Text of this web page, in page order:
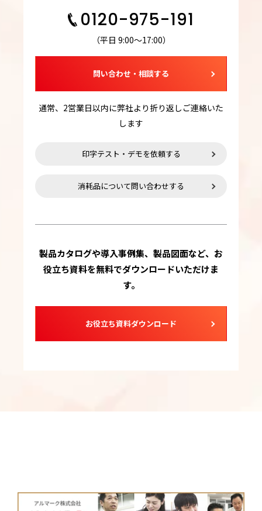
0120-975-191
（平日 9:00～17:00）
問い合わせ・相談する
通常、2営業日以内に弊社より折り返しご連絡いた
します
印字テスト・デモを依頼する
消耗品について問い合わせする
製品カタログや導入事例集、製品図面など、お
役立ち資料を無料でダウンロードいただけま
す。
お役立ち資料ダウンロード